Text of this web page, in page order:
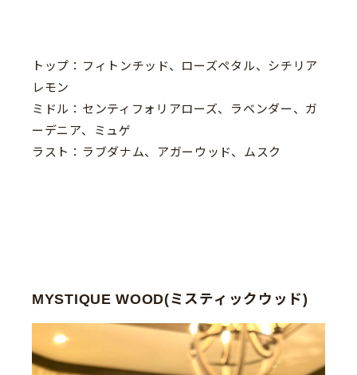
トップ：フィトンチッド、ローズペタル、シチリア
レモン
ミドル：センティフォリアローズ、ラベンダー、ガ
ーデニア、ミュゲ
ラスト：ラブダナム、アガーウッド、ムスク
MYSTIQUE WOOD(ミスティックウッド)